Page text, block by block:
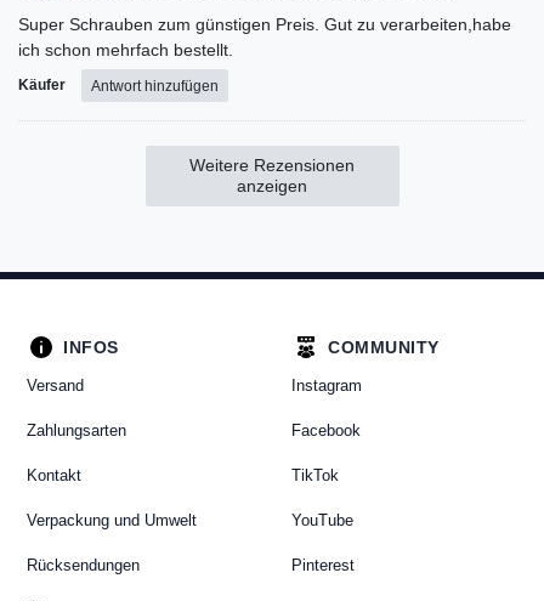
Super Schrauben zum günstigen Preis. Gut zu verarbeiten,habe
ich schon mehrfach bestellt.
Käufer Antwort hinzufügen
Weitere Rezensionen
anzeigen
INFOS
Versand
Zahlungsarten
Kontakt
Verpackung und Umwelt
Rücksendungen
COMMUNITY
Instagram
Facebook
TikTok
YouTube
Pinterest